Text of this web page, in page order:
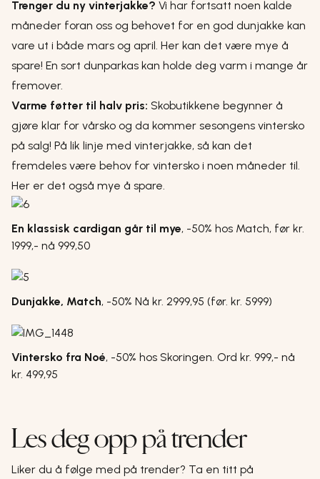
Trenger du ny vinterjakke? Vi har fortsatt noen kalde
måneder foran oss og behovet for en god dunjakke kan
vare ut i både mars og april. Her kan det være mye å
spare! En sort dunparkas kan holde deg varm i mange år
fremover.
Varme føtter til halv pris: Skobutikkene begynner å
gjøre klar for vårsko og da kommer sesongens vintersko
på salg! På lik linje med vinterjakke, så kan det
fremdeles være behov for vintersko i noen måneder til.
Her er det også mye å spare.
En klassisk cardigan går til mye, -50% hos Match, før kr.
1999,- nå 999,50
Dunjakke, Match, -50% Nå kr. 2999,95 (før. kr. 5999)
Vintersko fra Noé, -50% hos Skoringen. Ord kr. 999,- nå
kr. 499,95
Les deg opp på trender
Liker du å følge med på trender? Ta en titt på